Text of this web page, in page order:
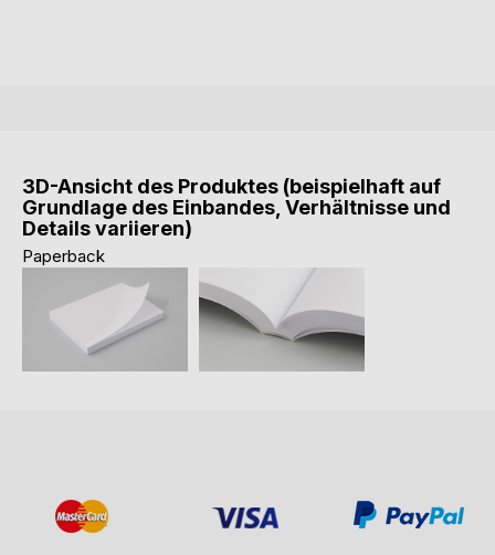
3D-Ansicht des Produktes (beispielhaft auf
Grundlage des Einbandes, Verhältnisse und
Details variieren)
Paperback